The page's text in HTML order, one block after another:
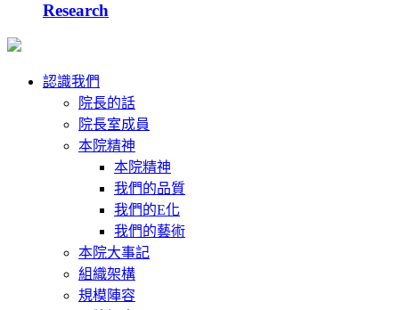
Research
認識我們
院長的話
院長室成員
本院精神
本院精神
我們的品質
我們的E化
我們的藝術
本院大事記
組織架構
規模陣容